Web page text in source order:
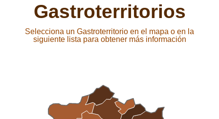
Gastroterritorios
Selecciona un Gastroterritorio en el mapa o en la
siguiente lista para obtener más información